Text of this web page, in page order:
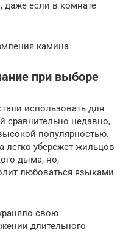
даже если в комнате
камина
при выборе
использовать для
сравнительно недавно,
популярностью.
легко убережет жильцов
дыма, но,
любоваться языками
свою
длительного